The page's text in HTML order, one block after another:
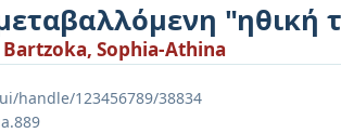
"ηθική
Bartzoka, Sophia-Athina
handle/123456789/38834